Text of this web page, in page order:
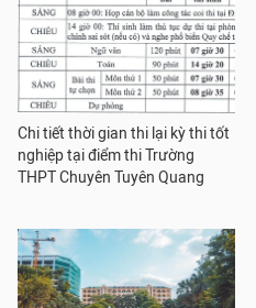
Chi tiết thời gian thi lại kỳ thi tốt
nghiệp tại điểm thi Trường
THPT Chuyên Tuyên Quang